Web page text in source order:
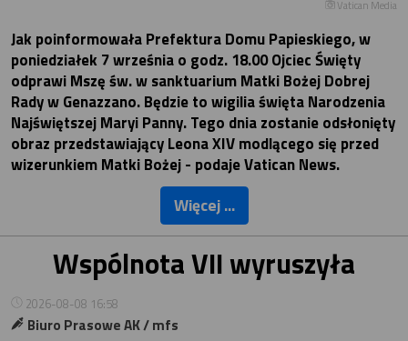
Vatican Media
Jak poinformowała Prefektura Domu Papieskiego, w
poniedziałek 7 września o godz. 18.00 Ojciec Święty
odprawi Mszę św. w sanktuarium Matki Bożej Dobrej
Rady w Genazzano. Będzie to wigilia święta Narodzenia
Najświętszej Maryi Panny. Tego dnia zostanie odsłonięty
obraz przedstawiający Leona XIV modlącego się przed
wizerunkiem Matki Bożej - podaje Vatican News.
Więcej ...
Wspólnota VII wyruszyła
2026-08-08 16:58
Biuro Prasowe AK / mfs